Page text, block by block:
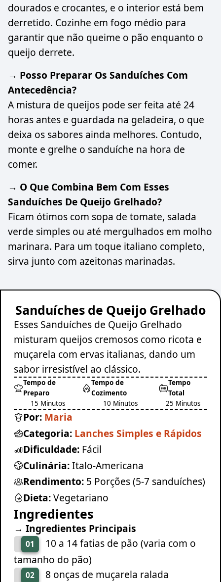
dourados e crocantes, e o interior está bem
derretido. Cozinhe em fogo médio para
garantir que não queime o pão enquanto o
queijo derrete.
→ Posso Preparar Os Sanduíches Com
Antecedência?
A mistura de queijos pode ser feita até 24
horas antes e guardada na geladeira, o que
deixa os sabores ainda melhores. Contudo,
monte e grelhe o sanduíche na hora de
comer.
→ O Que Combina Bem Com Esses
Sanduíches De Queijo Grelhado?
Ficam ótimos com sopa de tomate, salada
verde simples ou até mergulhados em molho
marinara. Para um toque italiano completo,
sirva junto com azeitonas marinadas.
Sanduíches de Queijo Grelhado
Esses Sanduíches de Queijo Grelhado
misturam queijos cremosos como ricota e
muçarela com ervas italianas, dando um
sabor irresistível ao clássico.
Tempo de
Preparo
15 Minutos
Tempo de
Cozimento
10 Minutos
Tempo
Total
25 Minutos
Por: Maria
Categoria: Lanches Simples e Rápidos
Dificuldade: Fácil
Culinária:Italo-Americana
Rendimento: 5 Porções (5-7 sanduíches)
Dieta:Vegetariano
Ingredientes
→ Ingredientes Principais
01
10 a 14 fatias de pão (varia com o
tamanho do pão)
02
8 onças de muçarela ralada